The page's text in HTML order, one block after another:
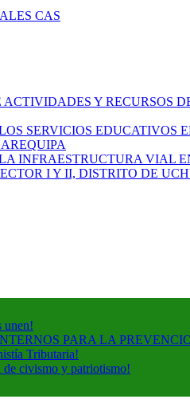
CAS
Y RECURSOS
SERVICIOS EDUCATIVOS
INFRAESTRUCTURA VIAL
I Y II, DISTRITO DE
unen!
PARA LA
Tributaria!
de civismo y patriotismo!